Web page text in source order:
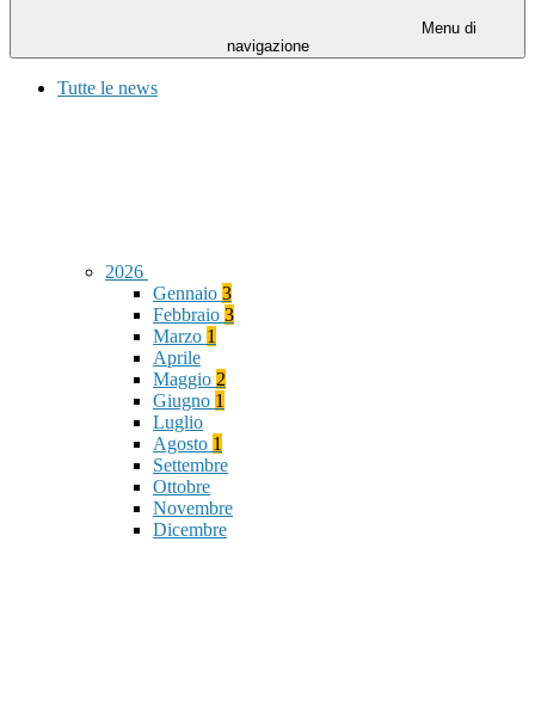
Menu di
navigazione
Tutte le news
2026
Gennaio 3
Febbraio 3
Marzo 1
Aprile
Maggio 2
Giugno 1
Luglio
Agosto 1
Settembre
Ottobre
Novembre
Dicembre